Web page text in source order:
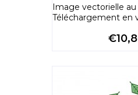
Image vectorielle
Téléchargement en